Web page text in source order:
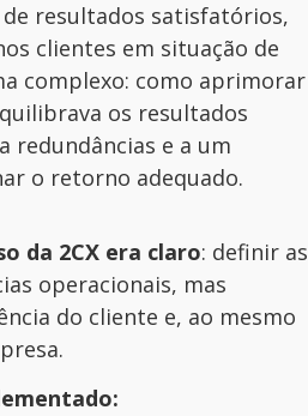
resultados satisfatórios,
clientes em situação de
complexo: como aprimorar
os resultados
redundâncias e a um
o retorno adequado.
da 2CX era claro: definir as
operacionais, mas
do cliente e, ao mesmo